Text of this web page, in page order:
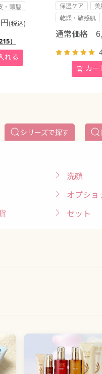
・頭髪
円(税込)
）
保湿ケア
美
乾燥・敏感肌
通常価格
シリーズで探す
洗顔
オプショ
セット